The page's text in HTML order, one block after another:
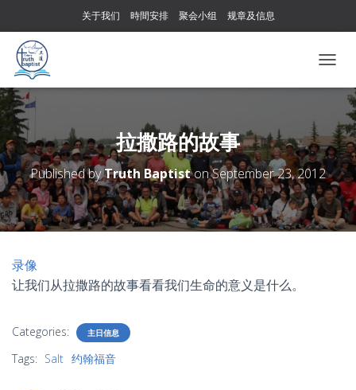
关于我们 時間安排 聚会小组 规章及信息
O
E
N
A
V
I
G
拉撒路的故事
Published byTruth BaptistonSeptember 23, 2012
录像
让我们从拉撒路的故事看看我们生命的意义是什么。
Categories: 主日信息
Tags: Salt 约翰福音